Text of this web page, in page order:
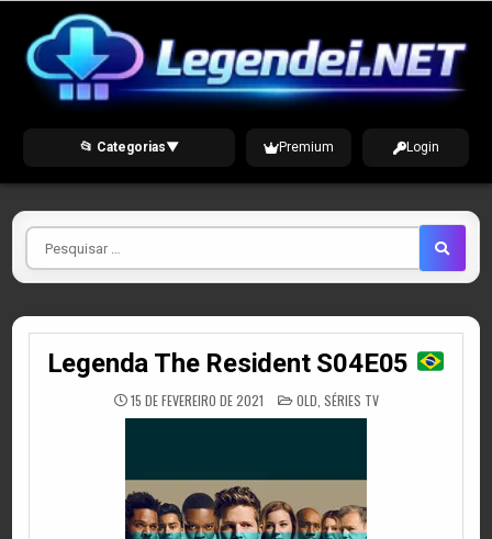
content
📂 Categorias▼ Premium Login
Pesquisar
por
Legenda The Resident S04E05
15 DE FEVEREIRO DE 2021 POSTED
IN
OLD SÉRIES TV